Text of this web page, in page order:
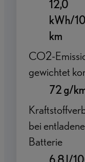
12,0
kWh/
km
CO2-
gewichtet
72 g/
bei
Batterie
6,8 l/